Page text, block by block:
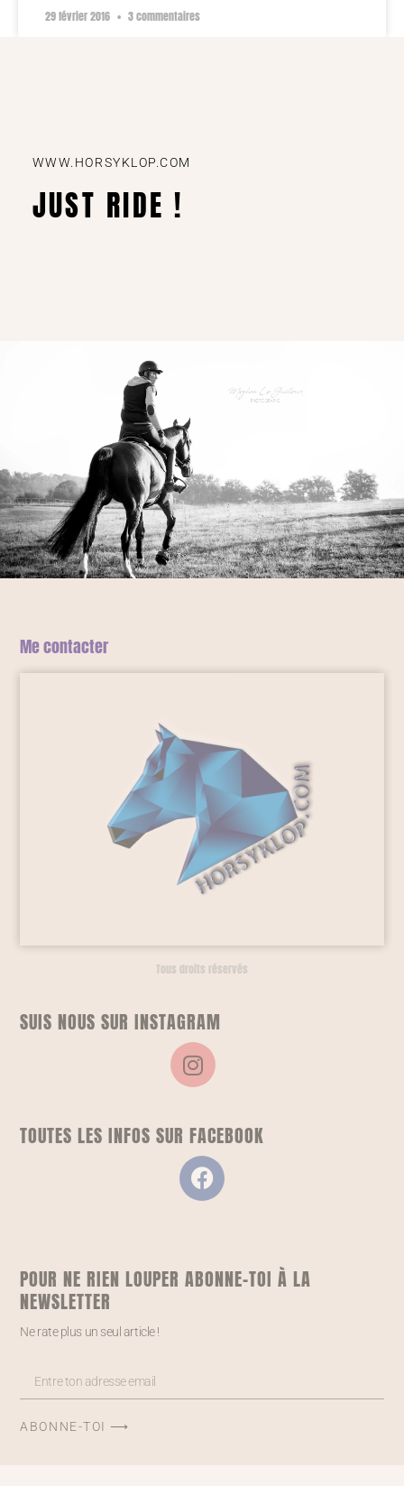
29 février 2016 3 commentaires
WWW.HORSYKLOP.COM
JUST RIDE !
Me contacter
Tous droits réservés
SUIS NOUS SUR INSTAGRAM
TOUTES LES INFOS SUR FACEBOOK
POUR NE RIEN LOUPER ABONNE-TOI À LA
NEWSLETTER
Ne rate plus un seul article !
ABONNE-TOI ⟶